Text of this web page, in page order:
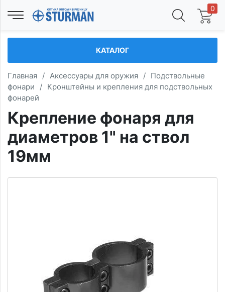
0
КАТАЛОГ
Главная / Аксессуары для оружия / Подствольные
фонари
/ Кронштейны и крепления для подствольных
фонарей
Крепление фонаря для
диаметров 1" на ствол
19мм